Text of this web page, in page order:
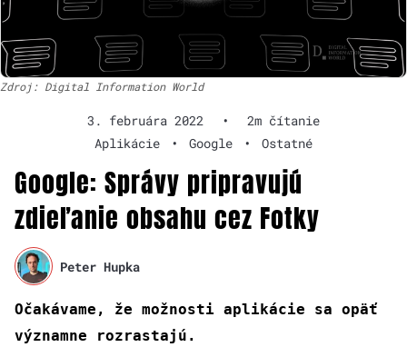
Zdroj: Digital Information World
3. februára 2022 •
2m čítanie
Aplikácie
• Google • Ostatné
Google: Správy pripravujú
zdieľanie obsahu cez Fotky
Peter Hupka
Očakávame, že možnosti aplikácie sa opäť
významne rozrastajú.